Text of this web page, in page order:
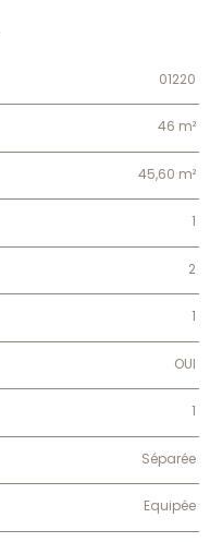
01220
46 m²
45,60 m²
1
2
1
OUI
1
Séparée
Equipée